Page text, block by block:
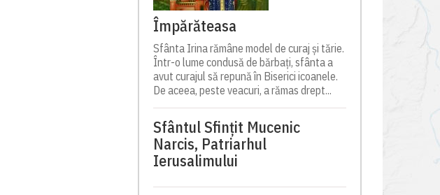
Împărăteasa
Sfânta Irina rămâne model de curaj și tărie.
Într-o lume condusă de bărbați, sfânta a
avut curajul să repună în Biserici icoanele.
De aceea, peste veacuri, a rămas drept...
Sfântul Sfinţit Mucenic
Narcis, Patriarhul
Ierusalimului